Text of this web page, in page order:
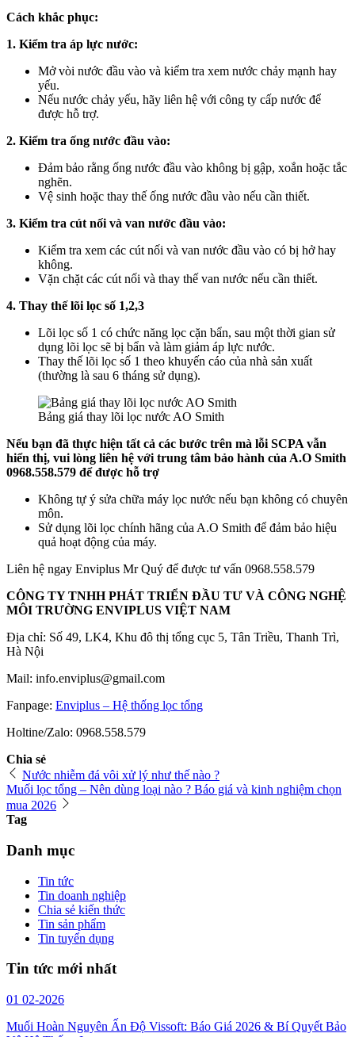
Cách khắc phục:
1. Kiểm tra áp lực nước:
Mở vòi nước đầu vào và kiểm tra xem nước chảy mạnh hay
yếu.
Nếu nước chảy yếu, hãy liên hệ với công ty cấp nước để
được hỗ trợ.
2. Kiểm tra ống nước đầu vào:
Đảm bảo rằng ống nước đầu vào không bị gập, xoắn hoặc tắc
nghẽn.
Vệ sinh hoặc thay thế ống nước đầu vào nếu cần thiết.
3. Kiểm tra cút nối và van nước đầu vào:
Kiểm tra xem các cút nối và van nước đầu vào có bị hở hay
không.
Vặn chặt các cút nối và thay thế van nước nếu cần thiết.
4. Thay thế lõi lọc số 1,2,3
Lõi lọc số 1 có chức năng lọc cặn bẩn, sau một thời gian sử
dụng lõi lọc sẽ bị bẩn và làm giảm áp lực nước.
Thay thế lõi lọc số 1 theo khuyến cáo của nhà sản xuất
(thường là sau 6 tháng sử dụng).
Bảng giá thay lõi lọc nước AO Smith
Nếu bạn đã thực hiện tất cả các bước trên mà lỗi SCPA vẫn
hiển thị, vui lòng liên hệ với trung tâm bảo hành của A.O Smith
0968.558.579 để được hỗ trợ
Không tự ý sửa chữa máy lọc nước nếu bạn không có chuyên
môn.
Sử dụng lõi lọc chính hãng của A.O Smith để đảm bảo hiệu
quả hoạt động của máy.
Liên hệ ngay Enviplus Mr Quý để được tư vấn 0968.558.579
CÔNG TY TNHH PHÁT TRIỂN ĐẦU TƯ VÀ CÔNG NGHỆ
MÔI TRƯỜNG ENVIPLUS VIỆT NAM
Địa chỉ: Số 49, LK4, Khu đô thị tổng cục 5, Tân Triều, Thanh Trì,
Hà Nội
Mail: info.enviplus@gmail.com
Fanpage: Enviplus – Hệ thống lọc tổng
Holtine/Zalo: 0968.558.579
Chia sẻ
Nước nhiễm đá vôi xử lý như thế nào ?
Muối lọc tổng – Nên dùng loại nào ? Báo giá và kinh nghiệm chọn
mua 2026
Tag
Danh mục
Tin tức
Tin doanh nghiệp
Chia sẻ kiến thức
Tin sản phẩm
Tin tuyển dụng
Tin tức mới nhất
01 02-2026
Muối Hoàn Nguyên Ấn Độ Vissoft: Báo Giá 2026 & Bí Quyết Bảo